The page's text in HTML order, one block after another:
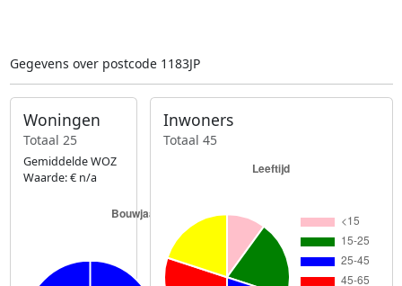
Gegevens over postcode 1183JP
Woningen
Totaal 25
Gemiddelde WOZ
Waarde: € n/a
Inwoners
Totaal 45